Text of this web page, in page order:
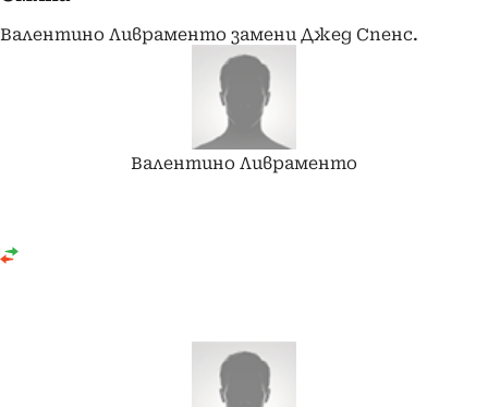
Валентино Ливраменто замени Джед Спенс.
Валентино Ливраменто